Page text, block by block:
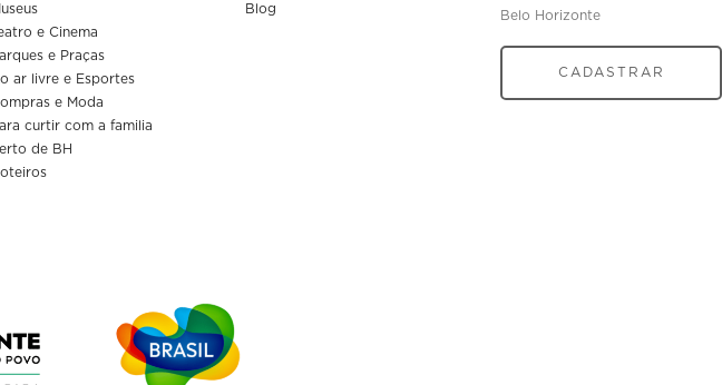
e Cinema
e Praças
ar livre e Esportes
e Moda
curtir com a familia
de BH
Blog
Belo Horizonte
CADASTRAR